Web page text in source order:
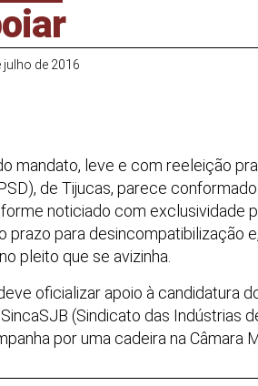
julho de 2016
mandato, leve e com reeleição
de Tijucas, parece
noticiado com exclusividade
prazo para desincompatibilização
pleito que se avizinha.
oficializar apoio à candidatura
(Sindicato das Indústrias
por uma cadeira na Câmara